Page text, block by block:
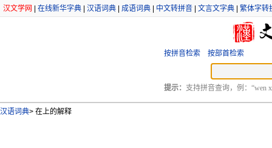
汉文学网 在线新华字典 汉语词典 成语词典 中文转拼音 文言文字典 繁体字转
按拼音检索 按部首检索
提示： 支持拼音查询，例：“wen
汉语词典> 在上的解释